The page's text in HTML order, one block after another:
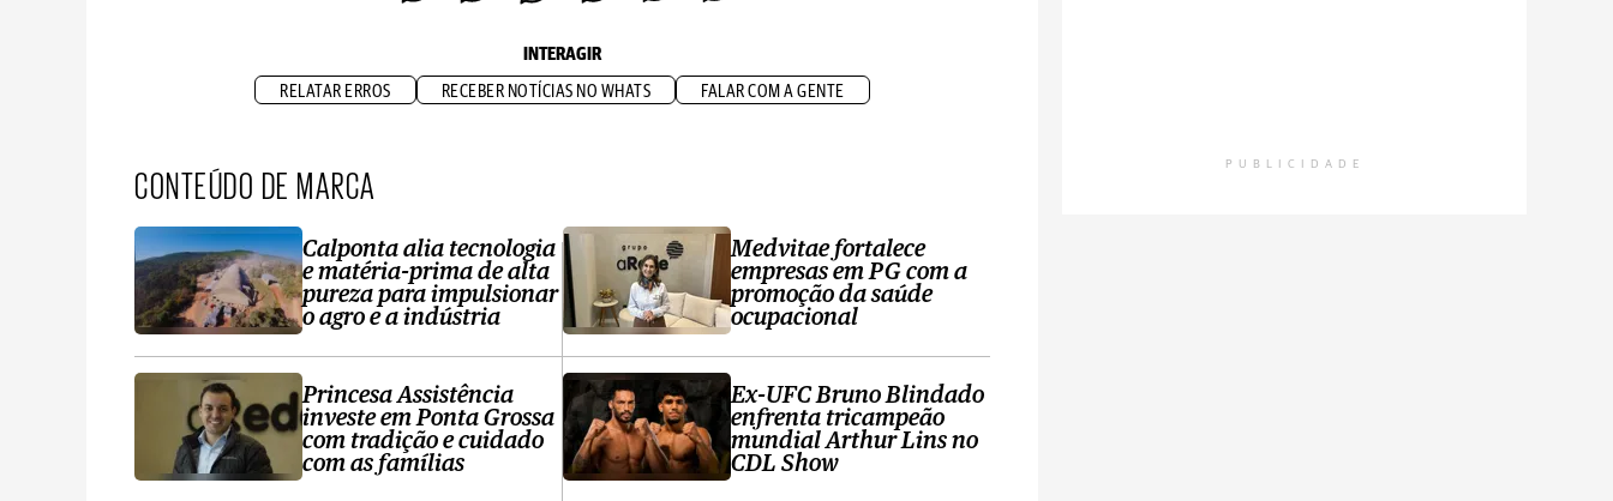
INTERAGIR
RELATAR ERROS RECEBER NOTÍCIAS NO WHATS FALAR COM A GENTE
CONTEÚDO DE MARCA
Calponta alia tecnologia
e matéria-prima de alta
pureza para impulsionar
o agro e a indústria
Princesa Assistência
investe em Ponta Grossa
com tradição e cuidado
com as famílias
Medvitae fortalece
empresas em PG com a
promoção da saúde
ocupacional
Ex-UFC Bruno Blindado
enfrenta tricampeão
mundial Arthur Lins no
CDL Show
PUBLICIDADE